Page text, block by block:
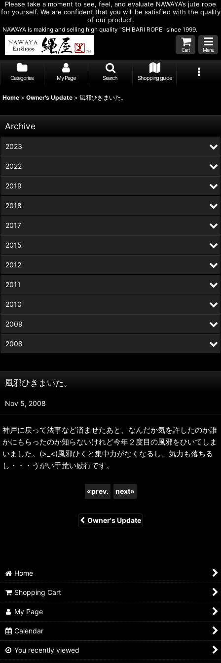
Please take a moment to see, feel, and evaluate NAWAYA’s jute rope
for yourself. We are confident that you will be satisfied with the quality
of our product.
NAWAYA is making and selling high quality "SHIBARI ROPE" since 1999.
Cart Menu
Categories My Page Search Shopping guide
Home > Owner's Update > 風邪ひきまいた。
風邪ひきまいた。
Nov 5, 2008
神戸に戻って法事など済ませたあと、なんだか気を許したのか誰
かにもらったのか知らないけれど今年２度目の風邪をひいてしま
いました。(>_<)風邪ひくと集中力がなくなるし、気力も落ちる
し・・・うがい手荒い励行です。
«prev. next»
Owner's Update
Archive
2023
2022
2019
2018
2017
2015
2012
2011
2010
2009
2008
Home
Shopping Cart
My Page
Calendar
You recently viewed